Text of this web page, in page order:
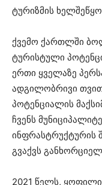
ტურიზმის
ქვემო ქართლში
ტურისტული
ერთი ყველაზე
ადგილობრივი
პოტენციალის
ჩვენს
ინფრასტრუქტურის
გვაქვს
2021 წელს,